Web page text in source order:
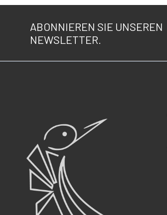
ABONNIEREN SIE UNSEREN
NEWSLETTER.